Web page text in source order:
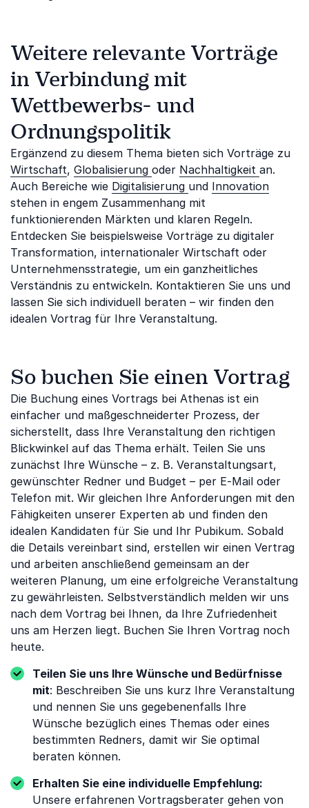
Weitere relevante Vorträge
in Verbindung mit
Wettbewerbs- und
Ordnungspolitik
Ergänzend zu diesem Thema bieten sich Vorträge zu
Wirtschaft, Globalisierung oder Nachhaltigkeit an.
Auch Bereiche wie Digitalisierung und Innovation
stehen in engem Zusammenhang mit
funktionierenden Märkten und klaren Regeln.
Entdecken Sie beispielsweise Vorträge zu digitaler
Transformation, internationaler Wirtschaft oder
Unternehmensstrategie, um ein ganzheitliches
Verständnis zu entwickeln. Kontaktieren Sie uns und
lassen Sie sich individuell beraten – wir finden den
idealen Vortrag für Ihre Veranstaltung.
So buchen Sie einen Vortrag
Die Buchung eines Vortrags bei Athenas ist ein
einfacher und maßgeschneiderter Prozess, der
sicherstellt, dass Ihre Veranstaltung den richtigen
Blickwinkel auf das Thema erhält. Teilen Sie uns
zunächst Ihre Wünsche – z. B. Veranstaltungsart,
gewünschter Redner und Budget – per E-Mail oder
Telefon mit. Wir gleichen Ihre Anforderungen mit den
Fähigkeiten unserer Experten ab und finden den
idealen Kandidaten für Sie und Ihr Pubikum. Sobald
die Details vereinbart sind, erstellen wir einen Vertrag
und arbeiten anschließend gemeinsam an der
weiteren Planung, um eine erfolgreiche Veranstaltung
zu gewährleisten. Selbstverständlich melden wir uns
nach dem Vortrag bei Ihnen, da Ihre Zufriedenheit
uns am Herzen liegt. Buchen Sie Ihren Vortrag noch
heute.
Teilen Sie uns Ihre Wünsche und Bedürfnisse
mit: Beschreiben Sie uns kurz Ihre Veranstaltung
und nennen Sie uns gegebenenfalls Ihre
Wünsche bezüglich eines Themas oder eines
bestimmten Redners, damit wir Sie optimal
beraten können.
Erhalten Sie eine individuelle Empfehlung:
Unsere erfahrenen Vortragsberater gehen von